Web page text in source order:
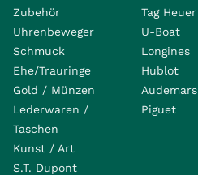
Zubehör
Uhrenbeweger
Schmuck
Ehe/Trauringe
Gold / Münzen
Lederwaren /
Taschen
Kunst / Art
S.T. Dupont
Tag Heuer
U-Boat
Longines
Hublot
Audemars
Piguet